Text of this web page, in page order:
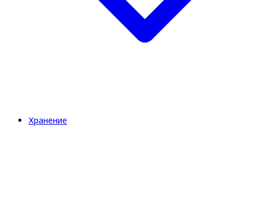
Хранение